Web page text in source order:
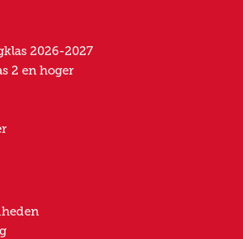
2026-2027
2 en hoger